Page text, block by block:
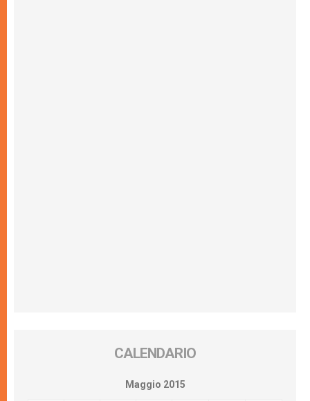
CALENDARIO
Maggio 2015